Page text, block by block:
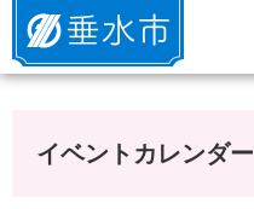
垂水市
イベントカレンダー